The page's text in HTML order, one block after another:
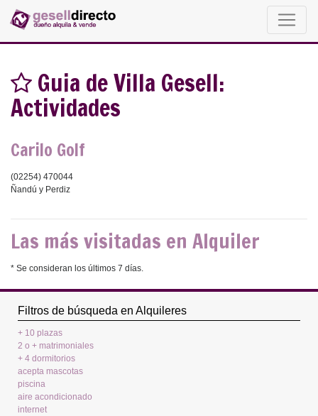
Guia de Villa Gesell:
Actividades
Carilo Golf
(02254) 470044
Ñandú y Perdiz
Las más visitadas en Alquiler
* Se consideran los últimos 7 días.
Filtros de búsqueda en Alquileres
+ 10 plazas
2 o + matrimoniales
+ 4 dormitorios
acepta mascotas
piscina
aire acondicionado
internet